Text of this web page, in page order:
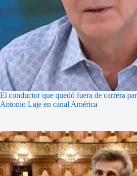
El conductor que quedó fuera de carrera
Antonio Laje en canal América